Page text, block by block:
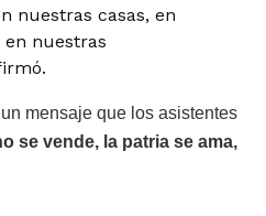
nuestras casas, en
nuestras
mensaje que los asistentes
se vende, la patria se ama,